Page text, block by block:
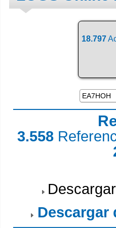
18.797
3.558
Descargar